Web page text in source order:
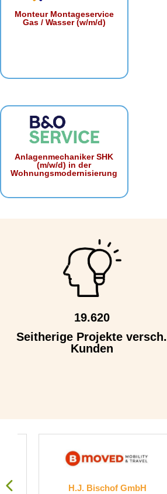
Monteur Montageservice
Gas / Wasser (w/m/d)
Anlagenmechaniker SHK
(m/w/d) in der
Wohnungsmodernisierung
19.620
Seitherige Projekte versch.
Kunden
H.J. Bischof GmbH